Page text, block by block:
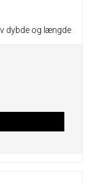
dybde og længde